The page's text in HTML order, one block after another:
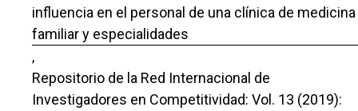
influencia en el personal de una clínica de medicina
familiar y especialidades
,
Repositorio de la Red Internacional de
Investigadores en Competitividad: Vol. 13 (2019):